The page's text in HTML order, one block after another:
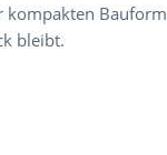
kompakten
bleibt.